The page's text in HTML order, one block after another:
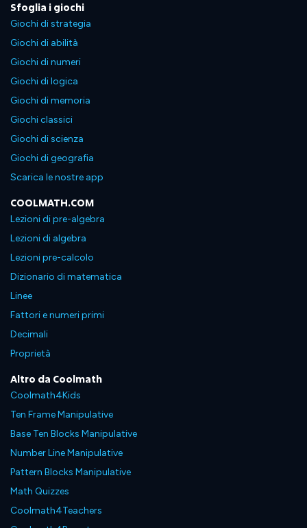
Sfoglia i giochi
Giochi di strategia
Giochi di abilità
Giochi di numeri
Giochi di logica
Giochi di memoria
Giochi classici
Giochi di scienza
Giochi di geografia
Scarica le nostre app
COOLMATH.COM
Lezioni di pre-algebra
Lezioni di algebra
Lezioni pre-calcolo
Dizionario di matematica
Linee
Fattori e numeri primi
Decimali
Proprietà
Altro da Coolmath
Coolmath4Kids
Ten Frame Manipulative
Base Ten Blocks Manipulative
Number Line Manipulative
Pattern Blocks Manipulative
Math Quizzes
Coolmath4Teachers